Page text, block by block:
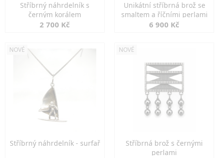
Stříbrný náhrdelník s
černým korálem
2 700 Kč
Unikátní stříbrná brož se
smaltem a říčními perlami
6 900 Kč
NOVÉ
Stříbrný náhrdelník - surfař
NOVÉ
Stříbrná brož s černými
perlami